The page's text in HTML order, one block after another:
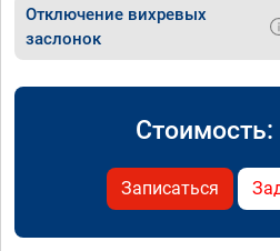
Отключение вихревых
заслонок
Стоимость:
Записаться